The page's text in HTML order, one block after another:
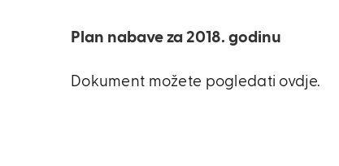
Plan nabave za 2018. godinu
Dokument možete pogledati ovdje.